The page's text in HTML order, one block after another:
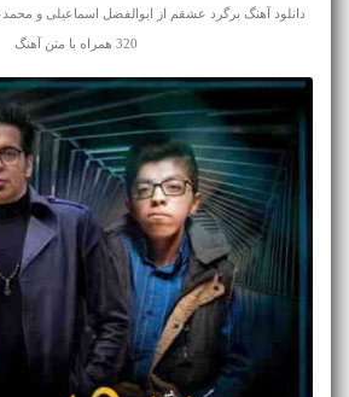
320 همراه با متن آهنگ